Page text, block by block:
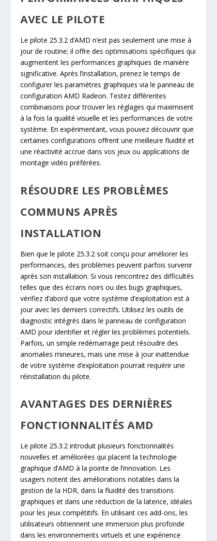
AVEC LE PILOTE
Le pilote 25.3.2 d’AMD n’est pas seulement une mise à
jour de routine; il offre des optimisations spécifiques qui
augmentent les performances graphiques de manière
significative. Après l’installation, prenez le temps de
configurer les paramètres graphiques via le panneau de
configuration AMD Radeon. Testez différentes
combinaisons pour trouver les réglages qui maximisent
à la fois la qualité visuelle et les performances de votre
système. En expérimentant, vous pouvez découvrir que
certaines configurations offrent une meilleure fluidité et
une réactivité accrue dans vos jeux ou applications de
montage vidéo préférées.
RÉSOUDRE LES PROBLÈMES
COMMUNS APRÈS
INSTALLATION
Bien que le pilote 25.3.2 soit conçu pour améliorer les
performances, des problèmes peuvent parfois survenir
après son installation. Si vous rencontrez des difficultés
telles que des écrans noirs ou des bugs graphiques,
vérifiez d’abord que votre système d’exploitation est à
jour avec les derniers correctifs. Utilisez les outils de
diagnostic intégrés dans le panneau de configuration
AMD pour identifier et régler les problèmes potentiels.
Parfois, un simple redémarrage peut résoudre des
anomalies mineures, mais une mise à jour inattendue
de votre système d’exploitation pourrait requérir une
réinstallation du pilote.
AVANTAGES DES DERNIÈRES
FONCTIONNALITÉS AMD
Le pilote 25.3.2 introduit plusieurs fonctionnalités
nouvelles et améliorées qui placent la technologie
graphique d’AMD à la pointe de l’innovation. Les
usagers notent des améliorations notables dans la
gestion de la HDR, dans la fluidité des transitions
graphiques et dans une réduction de la latence, idéales
pour les jeux compétitifs. En utilisant ces add-ons, les
utilisateurs obtiennent une immersion plus profonde
dans les environnements virtuels et une expérience